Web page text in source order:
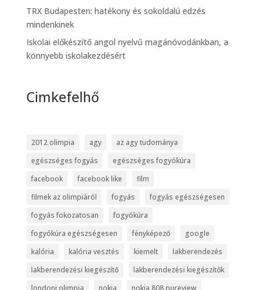
TRX Budapesten: hatékony és sokoldalú edzés
mindenkinek
Iskolai előkészítő angol nyelvű magánóvodánkban, a
könnyebb iskolakezdésért
Cimkefelhő
2012 olimpia agy
az agy tudománya
egészséges fogyás
egészséges fogyókúra
facebook
facebook like
film
filmek az olimpiáról
fogyás
fogyás egészségesen
fogyás fokozatosan
fogyókúra
fogyókúra egészségesen
fényképező
google
kalória
kalória vesztés kiemelt
lakberendezés
lakberendezési kiegészítő
lakberendezési kiegészítők
londoni olimpia
nokia nokia 808 pureview